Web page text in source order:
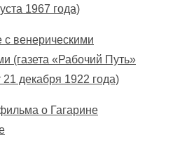
1967 года)
с венерическими
(газета «Рабочий Путь»
декабря 1922 года)
о Гагарине